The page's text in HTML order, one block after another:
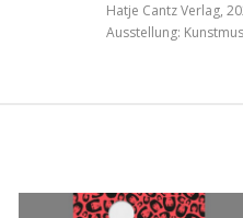
Hatje Cantz Verlag,
Ausstellung: